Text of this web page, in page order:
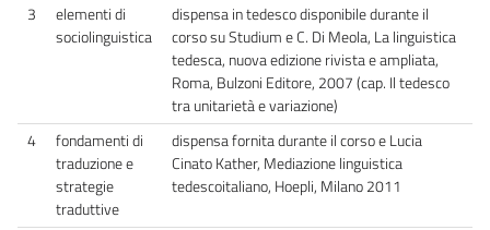
3
elementi di
sociolinguistica
dispensa in tedesco disponibile durante il
corso su Studium e C. Di Meola, La linguistica
tedesca, nuova edizione rivista e ampliata,
Roma, Bulzoni Editore, 2007 (cap. Il tedesco
tra unitarietà e variazione)
4
fondamenti di
traduzione e
strategie
traduttive
dispensa fornita durante il corso e Lucia
Cinato Kather, Mediazione linguistica
tedescoitaliano, Hoepli, Milano 2011